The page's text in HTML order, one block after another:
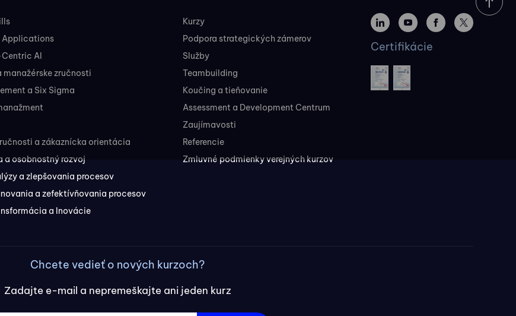
Applications
AI
manažérske zručnosti
a Six Sigma
a zákaznícka orientácia
a osobnostný rozvoj
a zlepšovania procesov
a zefektívňovania procesov
a Inovácie
Kurzy
Podpora strategických zámerov
Služby
Teambuilding
Koučing a tieňovanie
Assessment a Development Centrum
Zaujímavosti
Referencie
Zmluvné podmienky verejných kurzov
Certifikácie
Chcete vedieť o nových kurzoch?
Zadajte e-mail a nepremeškajte ani jeden kurz